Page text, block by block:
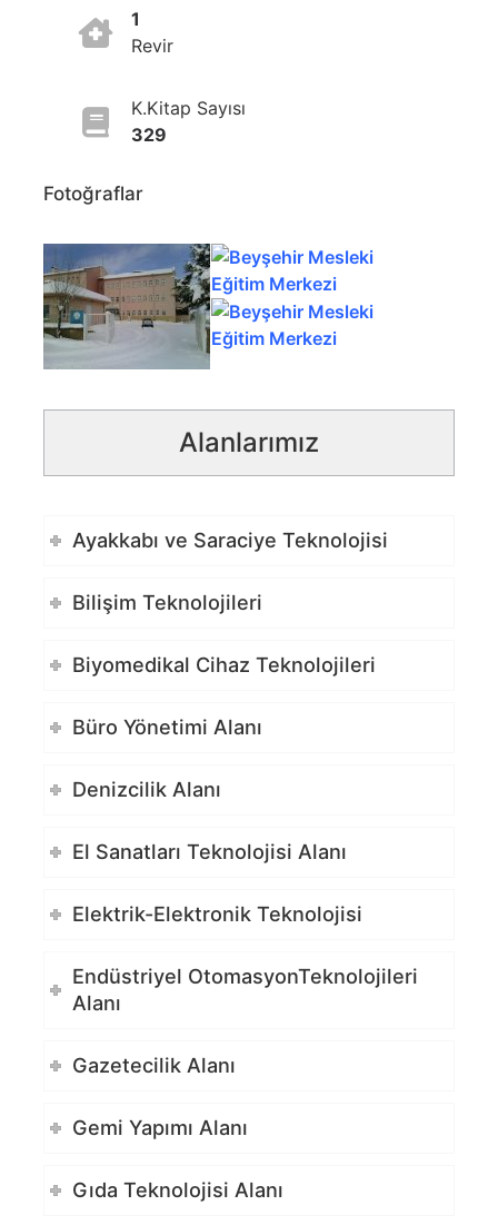
1
Revir
K.Kitap Sayısı
329
Fotoğraflar
Alanlarımız
Ayakkabı ve Saraciye Teknolojisi
Bilişim Teknolojileri
Biyomedikal Cihaz Teknolojileri
Büro Yönetimi Alanı
Denizcilik Alanı
El Sanatları Teknolojisi Alanı
Elektrik-Elektronik Teknolojisi
Endüstriyel OtomasyonTeknolojileri
Alanı
Gazetecilik Alanı
Gemi Yapımı Alanı
Gıda Teknolojisi Alanı